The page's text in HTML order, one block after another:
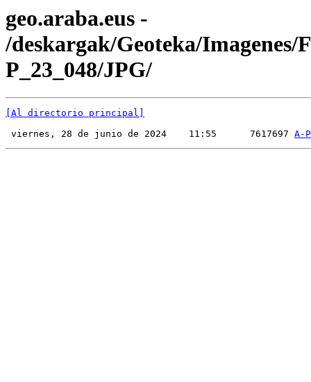
geo.araba.eus -
/deskargak/Geoteka/Imagenes/
P_23_048/JPG/
[Al directorio principal]
viernes, 28 de junio de 2024    11:55      7617697 A-